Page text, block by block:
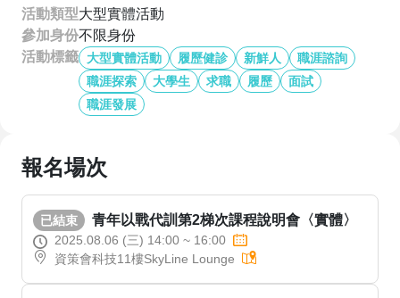
活動類型大型實體活動
參加身份不限身份
活動標籤
大型實體活動 履歷健診 新鮮人
職涯諮詢
職涯探索
大學生 求職 履歷
面試
職涯發展
報名場次
已結束 青年以戰代訓第2梯次課程說明會〈實體〉
2025.08.06 (三) 14:00 ~ 16:00
資策會科技11樓SkyLine Lounge